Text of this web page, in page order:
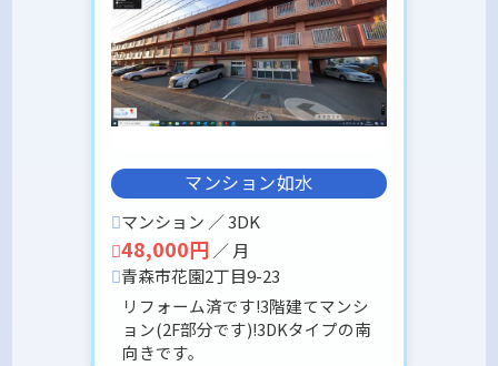
マンション如水
マンション ／ 3DK
48,000円／ 月
青森市花園2丁目9-23
リフォーム済です!3階建てマンシ
ョン(2F部分です)!3DKタイプの南
向きです。